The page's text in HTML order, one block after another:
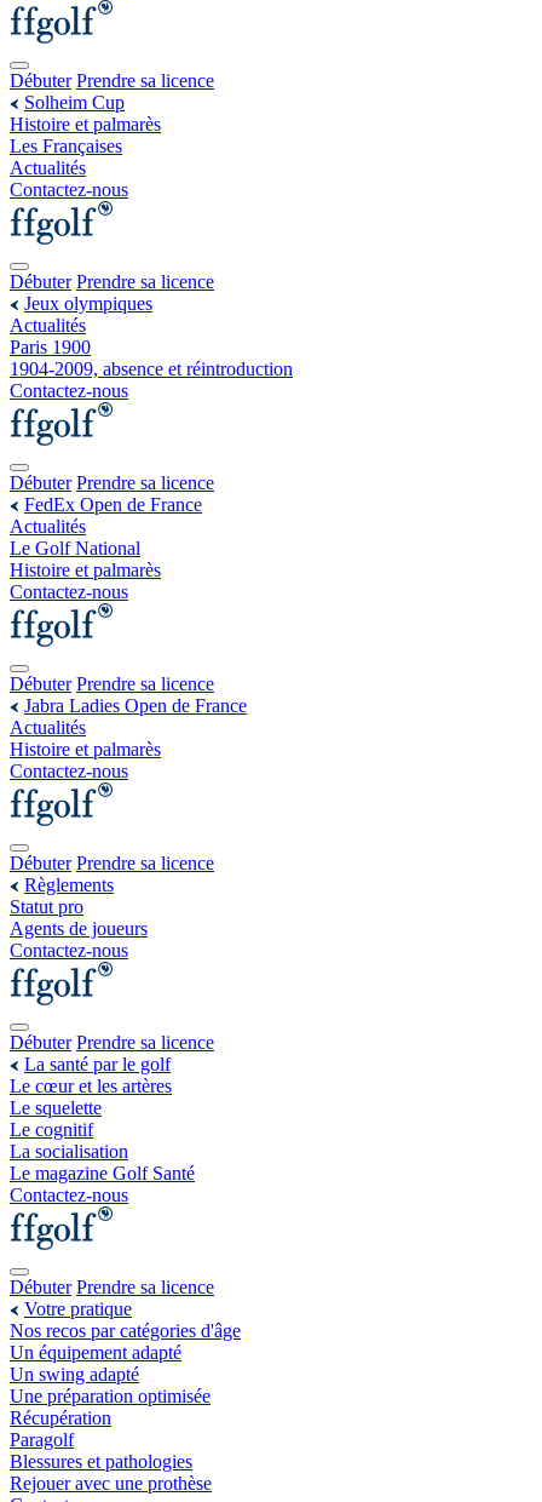
Débuter Prendre sa licence
Solheim Cup
Histoire et palmarès
Les Françaises
Actualités
Contactez-nous
Débuter Prendre sa licence
Jeux olympiques
Actualités
Paris 1900
1904-2009, absence et réintroduction
Contactez-nous
Débuter Prendre sa licence
FedEx Open de France
Actualités
Le Golf National
Histoire et palmarès
Contactez-nous
Débuter Prendre sa licence
Jabra Ladies Open de France
Actualités
Histoire et palmarès
Contactez-nous
Débuter Prendre sa licence
Règlements
Statut pro
Agents de joueurs
Contactez-nous
Débuter Prendre sa licence
La santé par le golf
Le cœur et les artères
Le squelette
Le cognitif
La socialisation
Le magazine Golf Santé
Contactez-nous
Débuter Prendre sa licence
Votre pratique
Nos recos par catégories d'âge
Un équipement adapté
Un swing adapté
Une préparation optimisée
Récupération
Paragolf
Blessures et pathologies
Rejouer avec une prothèse